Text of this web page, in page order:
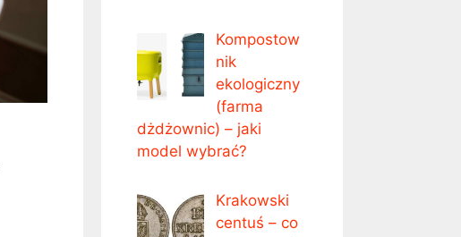
Kompostow
nik
ekologiczny
(farma
dżdżownic) – jaki
model wybrać?
Krakowski
centuś – co